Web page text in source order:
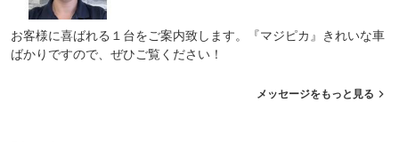
お客様に喜ばれる１台をご案内致します。『マジピカ』きれいな車
ばかりですので、ぜひご覧ください！
メッセージをもっと見る